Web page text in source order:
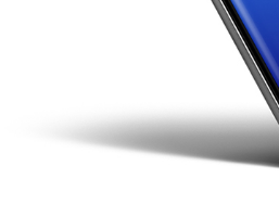
Нирмал Пурджа после рекордного
© NAVESH CHITRAKAR / REUTERS
Статистика последних лет